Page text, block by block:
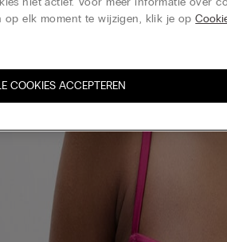
op elk moment te wijzigen, klik je op
COOKIES ACCEPTEREN